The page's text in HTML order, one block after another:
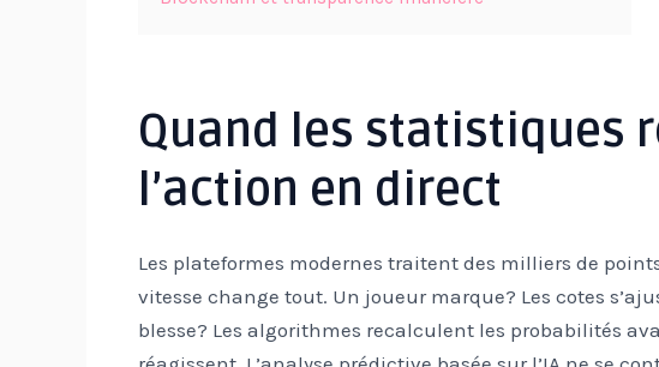
Quand les statistiques
l’action en direct
Les plateformes modernes traitent des milliers de
vitesse change tout. Un joueur marque? Les cotes
blesse? Les algorithmes recalculent les probabilités